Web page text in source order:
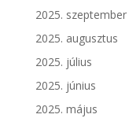
2025. szeptember
2025. augusztus
2025. július
2025. június
2025. május